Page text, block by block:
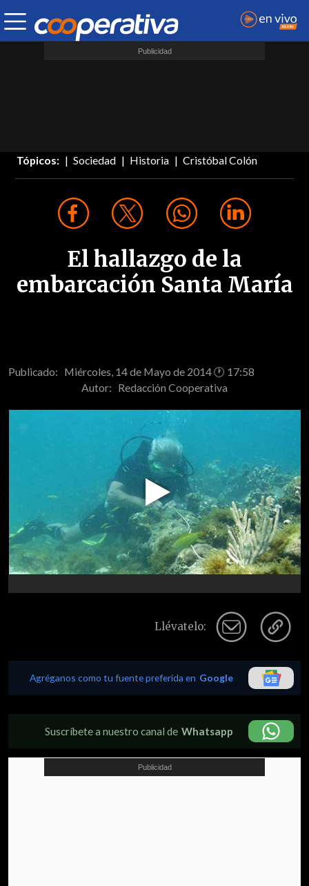
Tópicos: Sociedad Historia Cristóbal Colón
El hallazgo de la
embarcación Santa María
Publicado: Miércoles, 14 de Mayo de 2014 🕐 17:58
Autor: Redacción Cooperativa
Play
Video
Llévatelo:
Agréganos como tu fuente preferida en Google
Suscríbete a nuestro canal de Whatsapp